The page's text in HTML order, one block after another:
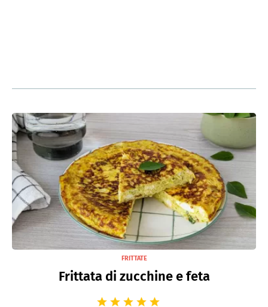
FRITTATE
Frittata di zucchine e feta